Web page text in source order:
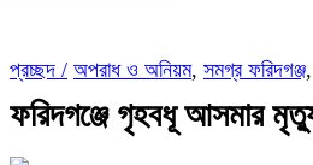
প্রচ্ছদ / অপরাধ ও অনিয়ম, সমগ্র ফরিদগঞ্জ,
ফরিদগঞ্জে গৃহবধূ আসমার